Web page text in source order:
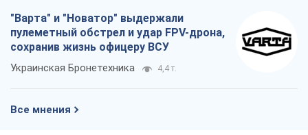
"Варта" и "Новатор" выдержали
пулеметный обстрел и удар FPV-дрона,
сохранив жизнь офицеру ВСУ
Украинская Бронетехника 4,4 т.
Все мнения